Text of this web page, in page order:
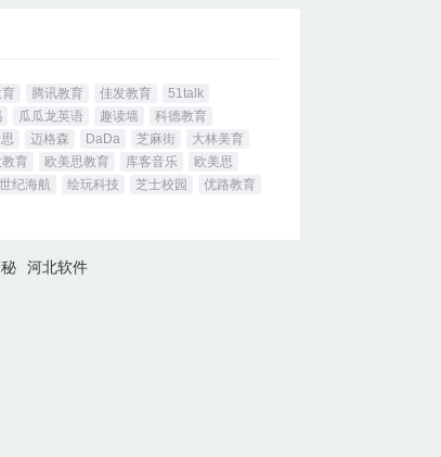
腾讯教育 佳发教育
51talk
瓜瓜龙英语 趣读墙
科德教育
迈格森 DaDa 芝麻街
大林美育
育 欧美思教育 库客音乐
欧美思
世纪海航 绘玩科技 芝士校园
优路教育
河北软件